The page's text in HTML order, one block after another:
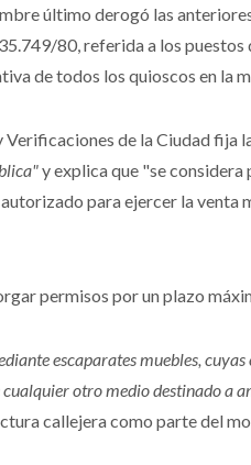
último derogó las
80, referida a los
de todos los quioscos en la
de la Ciudad fija
y explica que "se
para ejercer la venta
permisos por un plazo
escaparates muebles,
otro medio destinado a
callejera como parte del